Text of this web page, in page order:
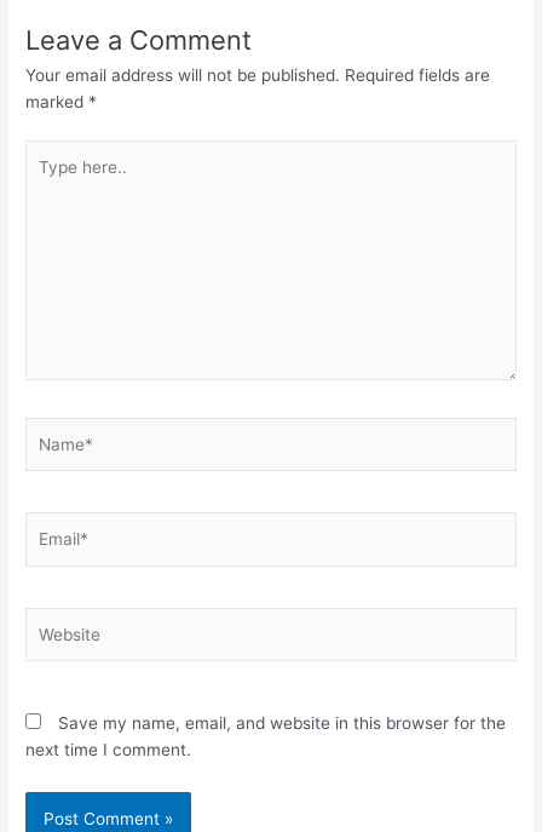
Leave a Comment
Your email address will not be published. Required fields are
marked *
here..
Save my name, email, and website in this browser for the
next time I comment.